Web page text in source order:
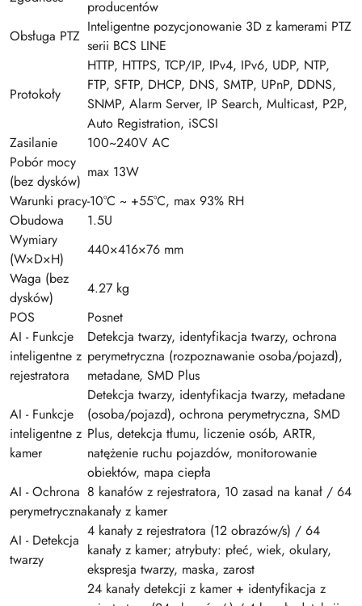
producentów
Obsługa PTZ
Inteligentne pozycjonowanie 3D z kamerami PTZ
serii BCS LINE
Protokoły
HTTP, HTTPS, TCP/IP, IPv4, IPv6, UDP, NTP,
FTP, SFTP, DHCP, DNS, SMTP, UPnP, DDNS,
SNMP, Alarm Server, IP Search, Multicast, P2P,
Auto Registration, iSCSI
Zasilanie
100~240V AC
Pobór mocy
(bez dysków)
max 13W
Warunki pracy-10°C ~ +55°C, max 93% RH
Obudowa
1.5U
Wymiary
(W×D×H)
440×416×76 mm
Waga (bez
dysków)
4.27 kg
POS
Posnet
AI - Funkcje
inteligentne z
rejestratora
Detekcja twarzy, identyfikacja twarzy, ochrona
perymetryczna (rozpoznawanie osoba/pojazd),
metadane, SMD Plus
AI - Funkcje
inteligentne z
kamer
Detekcja twarzy, identyfikacja twarzy, metadane
(osoba/pojazd), ochrona perymetryczna, SMD
Plus, detekcja tłumu, liczenie osób, ARTR,
natężenie ruchu pojazdów, monitorowanie
obiektów, mapa ciepła
AI - Ochrona
perymetryczna
8 kanałów z rejestratora, 10 zasad na kanał / 64
kanały z kamer
AI - Detekcja
twarzy
4 kanały z rejestratora (12 obrazów/s) / 64
kanały z kamer; atrybuty: płeć, wiek, okulary,
ekspresja twarzy, maska, zarost
24 kanały detekcji z kamer + identyfikacja z